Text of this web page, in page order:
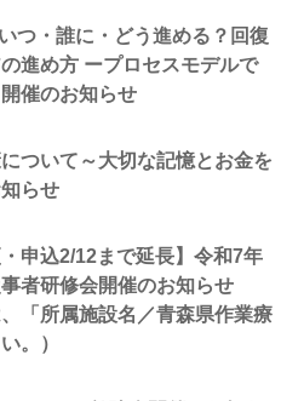
つ・誰に・どう進める？回復
進め方 ープロセスモデルで
催のお知らせ
ついて～大切な記憶とお金を
らせ
申込2/12まで延長】令和7年
者研修会開催のお知らせ
「所属施設名／青森県作業療
。）